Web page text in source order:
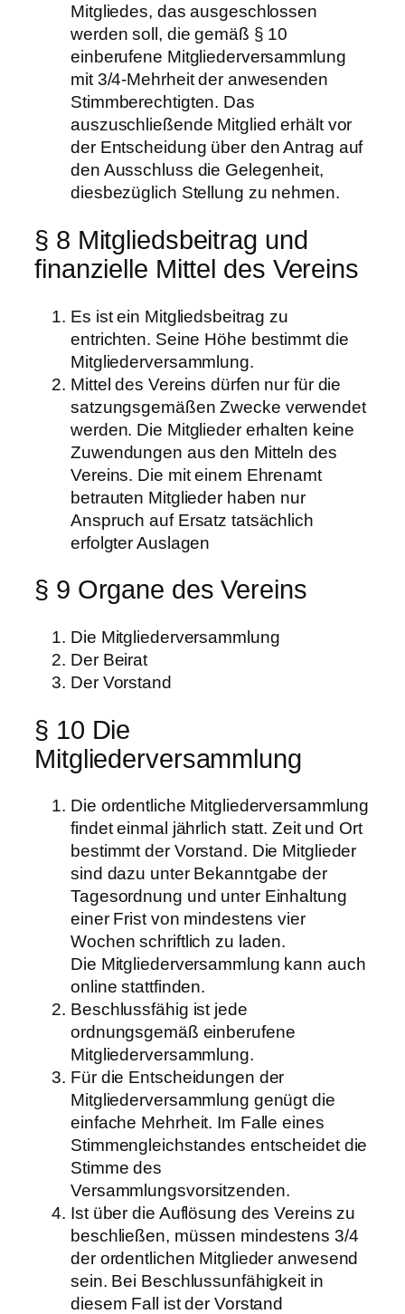
Mitgliedes, das ausgeschlossen
werden soll, die gemäß § 10
einberufene Mitgliederversammlung
mit 3/4-Mehrheit der anwesenden
Stimmberechtigten. Das
auszuschließende Mitglied erhält vor
der Entscheidung über den Antrag auf
den Ausschluss die Gelegenheit,
diesbezüglich Stellung zu nehmen.
§ 8 Mitgliedsbeitrag und
finanzielle Mittel des Vereins
Es ist ein Mitgliedsbeitrag zu
entrichten. Seine Höhe bestimmt die
Mitgliederversammlung.
Mittel des Vereins dürfen nur für die
satzungsgemäßen Zwecke verwendet
werden. Die Mitglieder erhalten keine
Zuwendungen aus den Mitteln des
Vereins. Die mit einem Ehrenamt
betrauten Mitglieder haben nur
Anspruch auf Ersatz tatsächlich
erfolgter Auslagen
§ 9 Organe des Vereins
Die Mitgliederversammlung
Der Beirat
Der Vorstand
§ 10 Die
Mitgliederversammlung
Die ordentliche Mitgliederversammlung
findet einmal jährlich statt. Zeit und Ort
bestimmt der Vorstand. Die Mitglieder
sind dazu unter Bekanntgabe der
Tagesordnung und unter Einhaltung
einer Frist von mindestens vier
Wochen schriftlich zu laden.
Die Mitgliederversammlung kann auch
online stattfinden.
Beschlussfähig ist jede
ordnungsgemäß einberufene
Mitgliederversammlung.
Für die Entscheidungen der
Mitgliederversammlung genügt die
einfache Mehrheit. Im Falle eines
Stimmengleichstandes entscheidet die
Stimme des
Versammlungsvorsitzenden.
Ist über die Auflösung des Vereins zu
beschließen, müssen mindestens 3/4
der ordentlichen Mitglieder anwesend
sein. Bei Beschlussunfähigkeit in
diesem Fall ist der Vorstand